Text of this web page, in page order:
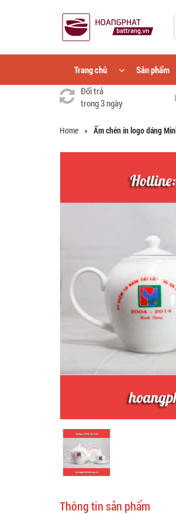
Trang chủ Sản phẩm
Đổi trả
trong 3 ngày
Home » Ấm chén in logo dáng
Thông tin sản phẩm